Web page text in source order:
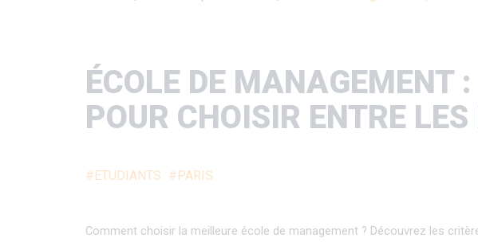
ÉCOLE DE MANAGEMENT
POUR CHOISIR ENTRE LES
#ETUDIANTS #PARIS
Comment choisir la meilleure école de management ? Découvrez les